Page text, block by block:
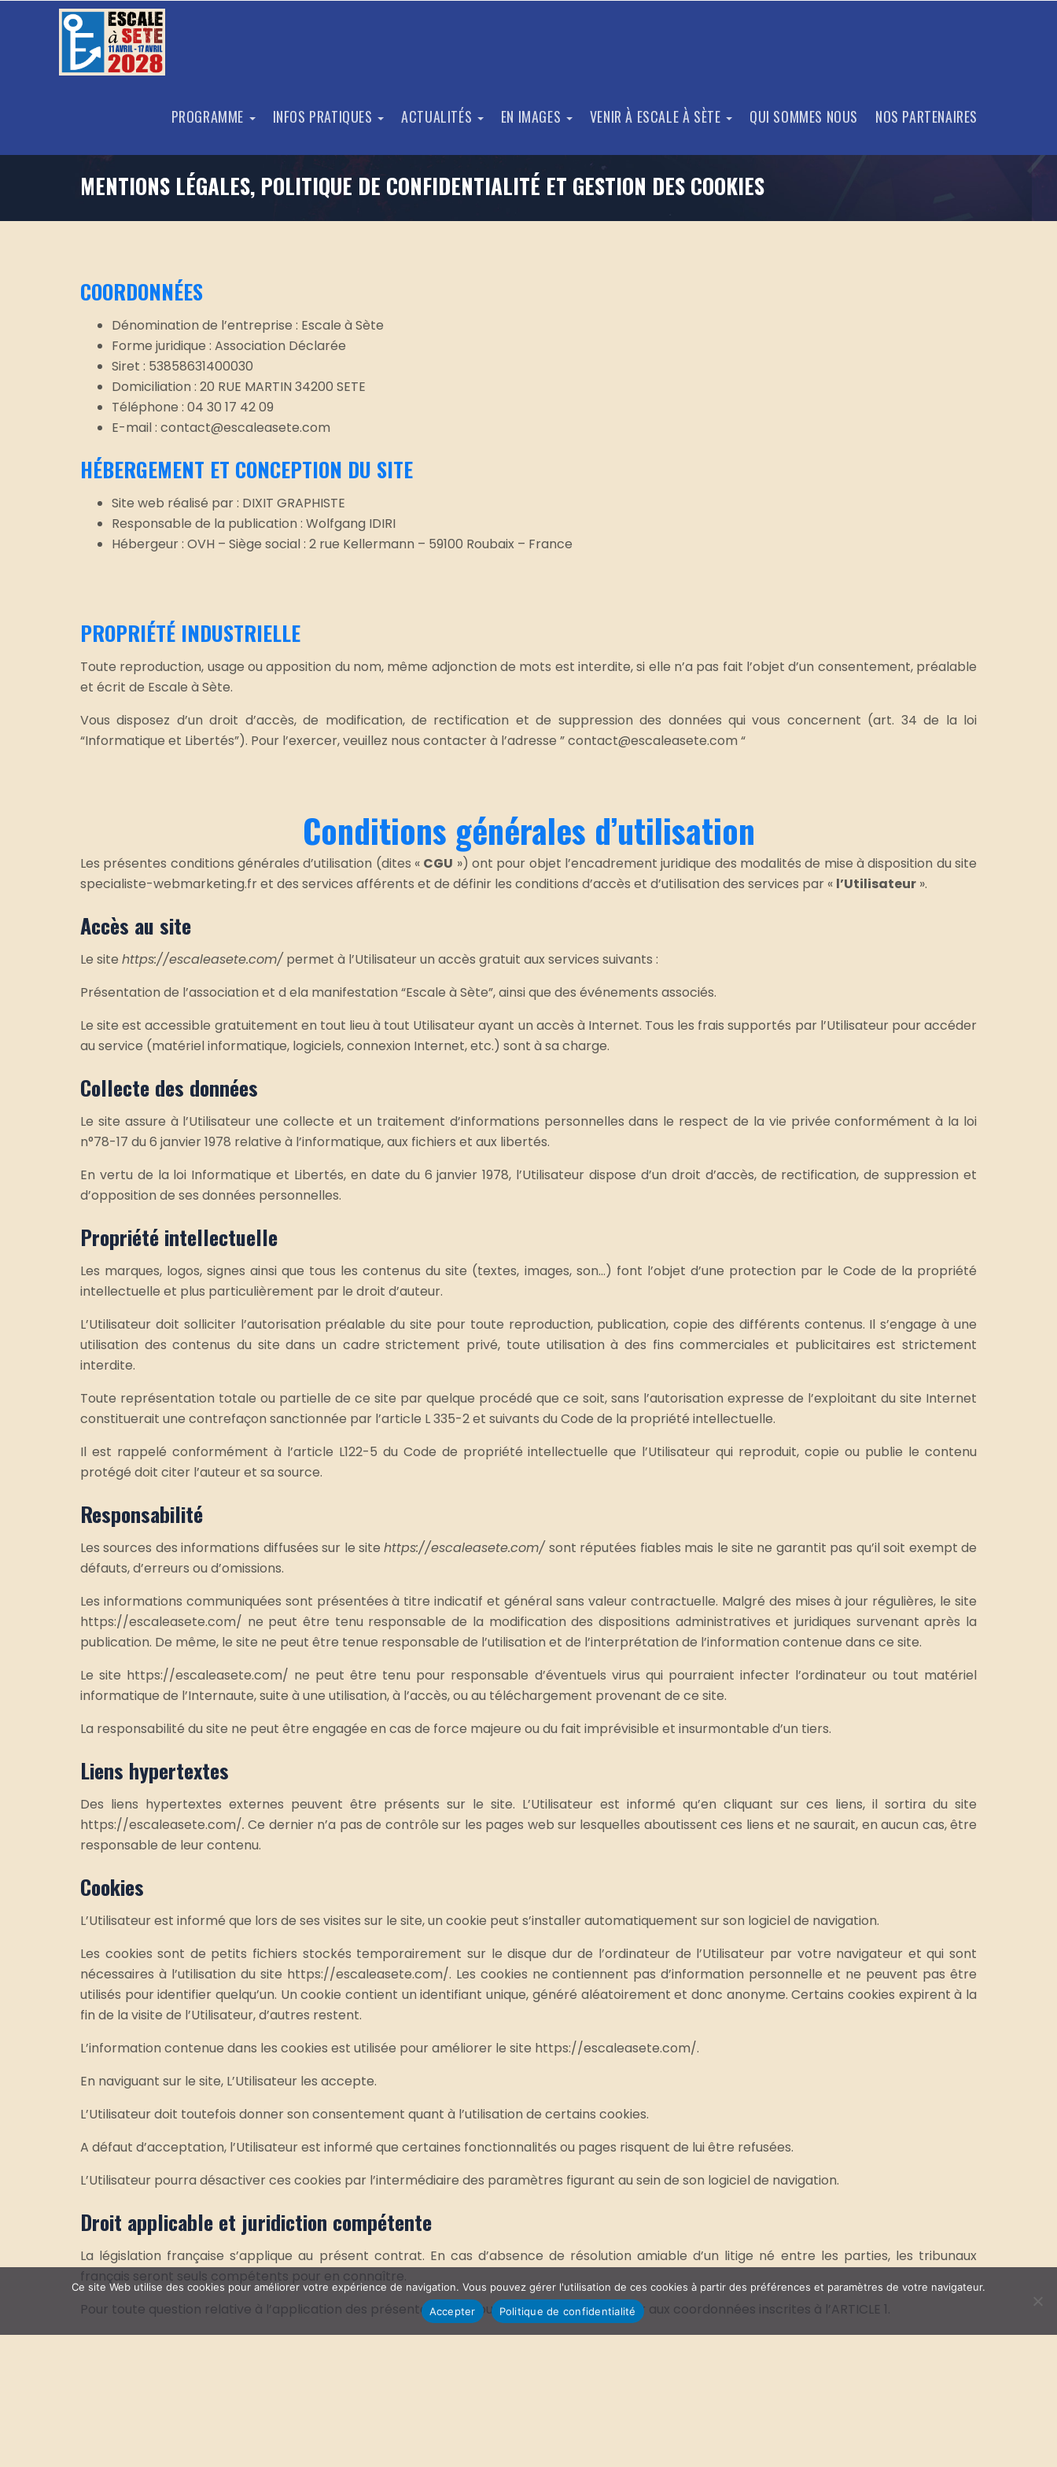
PROGRAMME INFOS PRATIQUES ACTUALITÉS EN IMAGES VENIR À ESCALE À SÈTE QUI SOMMES NOUS NOS PARTENAIRES
MENTIONS LÉGALES, POLITIQUE DE CONFIDENTIALITÉ ET GESTION DES COOKIES
COORDONNÉES
Dénomination de l’entreprise : Escale à Sète
Forme juridique : Association Déclarée
Siret : 53858631400030
Domiciliation : 20 RUE MARTIN 34200 SETE
Téléphone : 04 30 17 42 09
E-mail : contact@escaleasete.com
HÉBERGEMENT ET CONCEPTION DU SITE
Site web réalisé par : DIXIT GRAPHISTE
Responsable de la publication : Wolfgang IDIRI
Hébergeur : OVH – Siège social : 2 rue Kellermann – 59100 Roubaix – France
PROPRIÉTÉ INDUSTRIELLE
Toute reproduction, usage ou apposition du nom, même adjonction de mots est interdite, si elle n’a pas fait l’objet d’un consentement, préalable
et écrit de Escale à Sète.
Vous disposez d’un droit d’accès, de modification, de rectification et de suppression des données qui vous concernent (art. 34 de la loi
“Informatique et Libertés”). Pour l’exercer, veuillez nous contacter à l’adresse ” contact@escaleasete.com “
Conditions générales d’utilisation
Les présentes conditions générales d’utilisation (dites « CGU ») ont pour objet l’encadrement juridique des modalités de mise à disposition du site
specialiste-webmarketing.fr et des services afférents et de définir les conditions d’accès et d’utilisation des services par « l’Utilisateur ».
Accès au site
Le site https://escaleasete.com/ permet à l’Utilisateur un accès gratuit aux services suivants :
Présentation de l’association et d ela manifestation “Escale à Sète”, ainsi que des événements associés.
Le site est accessible gratuitement en tout lieu à tout Utilisateur ayant un accès à Internet. Tous les frais supportés par l’Utilisateur pour accéder
au service (matériel informatique, logiciels, connexion Internet, etc.) sont à sa charge.
Collecte des données
Le site assure à l’Utilisateur une collecte et un traitement d’informations personnelles dans le respect de la vie privée conformément à la loi
n°78-17 du 6 janvier 1978 relative à l’informatique, aux fichiers et aux libertés.
En vertu de la loi Informatique et Libertés, en date du 6 janvier 1978, l’Utilisateur dispose d’un droit d’accès, de rectification, de suppression et
d’opposition de ses données personnelles.
Propriété intellectuelle
Les marques, logos, signes ainsi que tous les contenus du site (textes, images, son…) font l’objet d’une protection par le Code de la propriété
intellectuelle et plus particulièrement par le droit d’auteur.
L’Utilisateur doit solliciter l’autorisation préalable du site pour toute reproduction, publication, copie des différents contenus. Il s’engage à une
utilisation des contenus du site dans un cadre strictement privé, toute utilisation à des fins commerciales et publicitaires est strictement
interdite.
Toute représentation totale ou partielle de ce site par quelque procédé que ce soit, sans l’autorisation expresse de l’exploitant du site Internet
constituerait une contrefaçon sanctionnée par l’article L 335-2 et suivants du Code de la propriété intellectuelle.
Il est rappelé conformément à l’article L122-5 du Code de propriété intellectuelle que l’Utilisateur qui reproduit, copie ou publie le contenu
protégé doit citer l’auteur et sa source.
Responsabilité
Les sources des informations diffusées sur le sitehttps://escaleasete.com/ sont réputées fiables mais le site ne garantit pas qu’il soit exempt de
défauts, d’erreurs ou d’omissions.
Les informations communiquées sont présentées à titre indicatif et général sans valeur contractuelle. Malgré des mises à jour régulières, le site
https://escaleasete.com/ ne peut être tenu responsable de la modification des dispositions administratives et juridiques survenant après la
publication. De même, le site ne peut être tenue responsable de l’utilisation et de l’interprétation de l’information contenue dans ce site.
Le site https://escaleasete.com/ ne peut être tenu pour responsable d’éventuels virus qui pourraient infecter l’ordinateur ou tout matériel
informatique de l’Internaute, suite à une utilisation, à l’accès, ou au téléchargement provenant de ce site.
La responsabilité du site ne peut être engagée en cas de force majeure ou du fait imprévisible et insurmontable d’un tiers.
Liens hypertextes
Des liens hypertextes externes peuvent être présents sur le site. L’Utilisateur est informé qu’en cliquant sur ces liens, il sortira du site
https://escaleasete.com/. Ce dernier n’a pas de contrôle sur les pages web sur lesquelles aboutissent ces liens et ne saurait, en aucun cas, être
responsable de leur contenu.
Cookies
L’Utilisateur est informé que lors de ses visites sur le site, un cookie peut s’installer automatiquement sur son logiciel de navigation.
Les cookies sont de petits fichiers stockés temporairement sur le disque dur de l’ordinateur de l’Utilisateur par votre navigateur et qui sont
nécessaires à l’utilisation du site https://escaleasete.com/. Les cookies ne contiennent pas d’information personnelle et ne peuvent pas être
utilisés pour identifier quelqu’un. Un cookie contient un identifiant unique, généré aléatoirement et donc anonyme. Certains cookies expirent à la
fin de la visite de l’Utilisateur, d’autres restent.
L’information contenue dans les cookies est utilisée pour améliorer le site https://escaleasete.com/.
En naviguant sur le site, L’Utilisateur les accepte.
L’Utilisateur doit toutefois donner son consentement quant à l’utilisation de certains cookies.
A défaut d’acceptation, l’Utilisateur est informé que certaines fonctionnalités ou pages risquent de lui être refusées.
L’Utilisateur pourra désactiver ces cookies par l’intermédiaire des paramètres figurant au sein de son logiciel de navigation.
Droit applicable et juridiction compétente
La législation française s’applique au présent contrat. En cas d’absence de résolution amiable d’un litige né entre les parties, les tribunaux
français seront seuls compétents pour en connaître.
Pour toute question relative à l’application des présentes CGU, vous pouvez joindre l’éditeur aux coordonnées inscrites à l’ARTICLE 1.
Ce site Web utilise des cookies pour améliorer votre expérience de navigation. Vous pouvez gérer l'utilisation de ces cookies à partir des préférences et paramètres de votre navigateur.
Accepter
Politique de confidentialité